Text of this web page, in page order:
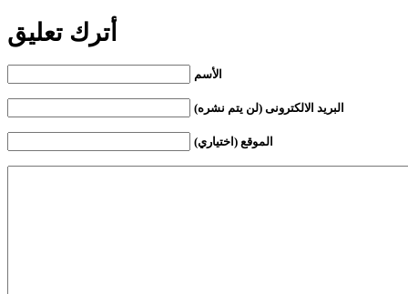
أترك تعليق
الأسم
البريد الالكترونى (لن يتم نشره)
الموقع (اختياري)